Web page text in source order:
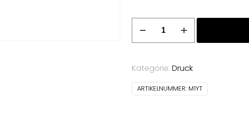
grau
schwarz
rot
Kategorie: Druck
ARTIKELNUMMER: M1YT